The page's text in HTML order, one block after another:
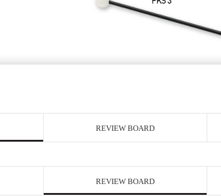
REVIEW BOARD
REVIEW BOARD